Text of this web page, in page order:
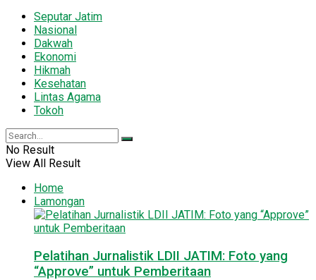
Seputar Jatim
Nasional
Dakwah
Ekonomi
Hikmah
Kesehatan
Lintas Agama
Tokoh
No Result
View All Result
Home
Lamongan
Pelatihan Jurnalistik LDII JATIM: Foto yang
“Approve” untuk Pemberitaan